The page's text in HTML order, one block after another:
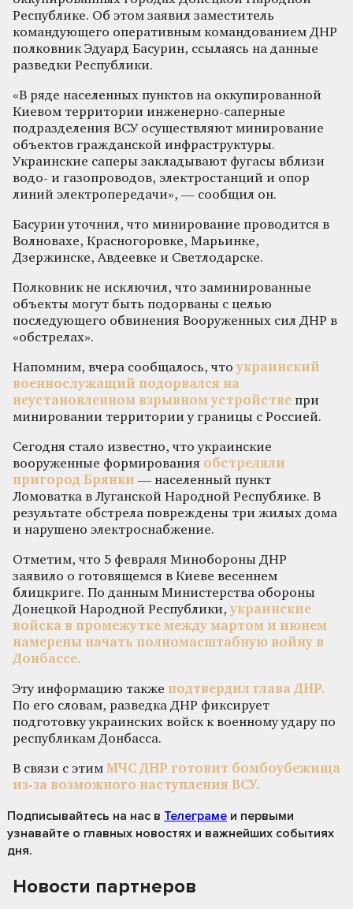
Республике. Об этом заявил заместитель
командующего оперативным командованием ДНР
полковник Эдуард Басурин, ссылаясь на данные
разведки Республики.
«В ряде населенных пунктов на оккупированной
Киевом территории инженерно-саперные
подразделения ВСУ осуществляют минирование
объектов гражданской инфраструктуры.
Украинские саперы закладывают фугасы вблизи
водо- и газопроводов, электростанций и опор
линий электропередачи», — сообщил он.
Басурин уточнил, что минирование проводится в
Волновахе, Красногоровке, Марьинке,
Дзержинске, Авдеевке и Светлодарске.
Полковник не исключил, что заминированные
объекты могут быть подорваны с целью
последующего обвинения Вооруженных сил ДНР в
«обстрелах».
Напомним, вчера сообщалось, что украинский
военнослужащий подорвался на
неустановленном взрывном устройстве при
минировании территории у границы с Россией.
Сегодня стало известно, что украинские
вооруженные формирования обстреляли
пригород Брянки — населенный пункт
Ломоватка в Луганской Народной Республике. В
результате обстрела повреждены три жилых дома
и нарушено электроснабжение.
Отметим, что 5 февраля Минобороны ДНР
заявило о готовящемся в Киеве весеннем
блицкриге. По данным Министерства обороны
Донецкой Народной Республики,украинские
войска в промежутке между мартом и июнем
намерены начать полномасштабную войну в
Донбассе.
Эту информацию также подтвердил глава ДНР.
По его словам, разведка ДНР фиксирует
подготовку украинских войск к военному удару по
республикам Донбасса.
В связи с этим МЧС ДНР готовит бомбоубежища
из-за возможного наступления ВСУ.
Подписывайтесь на нас в Телеграме и первыми
узнавайте о главных новостях и важнейших событиях
дня.
Новости партнеров